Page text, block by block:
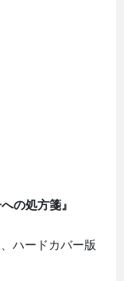
の処方箋』
ハードカバー版